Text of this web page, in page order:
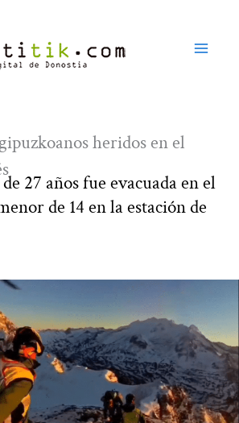
heridos en el
27 años fue evacuada en el
de 14 en la estación de